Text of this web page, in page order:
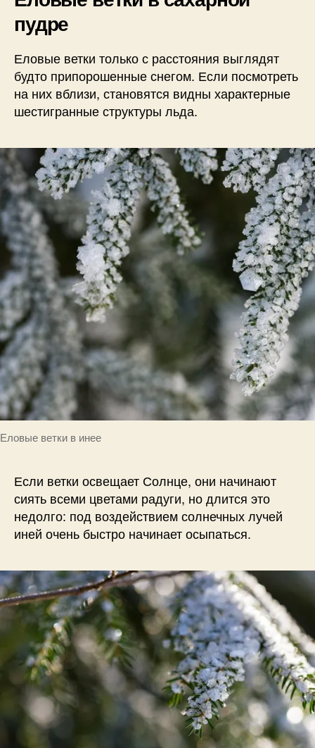
пудре
Еловые ветки только с расстояния выглядят
будто припорошенные снегом. Если посмотреть
на них вблизи, становятся видны характерные
шестигранные структуры льда.
Еловые ветки в инее
Если ветки освещает Солнце, они начинают
сиять всеми цветами радуги, но длится это
недолго: под воздействием солнечных лучей
иней очень быстро начинает осыпаться.